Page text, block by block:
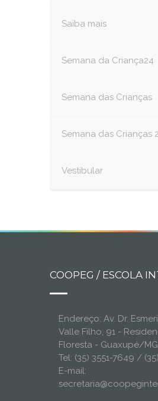
Saiba mais
Semana da Criança24
Semana das Crianças
Semana das Crianças
Vestibular
COOPEG / ESCOLA
Endereço: Av. Dr.
Valle Filho, 91 -
Floresta - Guaxupé/MG
Tel: (35) 3551-7649 /
E-mail: